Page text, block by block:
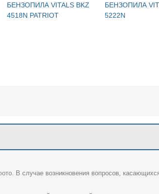
БЕНЗОПИЛА VITALS BKZ
4518N PATRIOT
БЕНЗОПИЛА
5222N
В случае возникновения вопросов,